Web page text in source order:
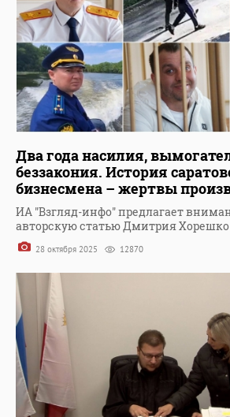
Два года насилия,
беззакония. История
бизнесмена – жертвы
ИА "Взгляд-инфо" предлагает
авторскую статью Дмитрия Хорешко
28 октября 2025 12870